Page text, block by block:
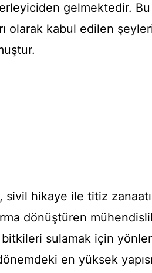
gelmektedir.
olarak kabul edilen
sivil hikaye ile titiz
dönüştüren
sulamak için
en yüksek